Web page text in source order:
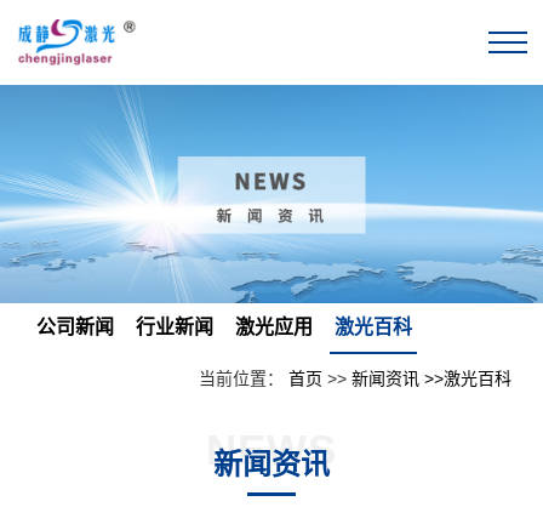
公司新闻 行业新闻 激光应用 激光百科
当前位置： 首页 >> 新闻资讯 >>激光百科
NEWS
新闻资讯